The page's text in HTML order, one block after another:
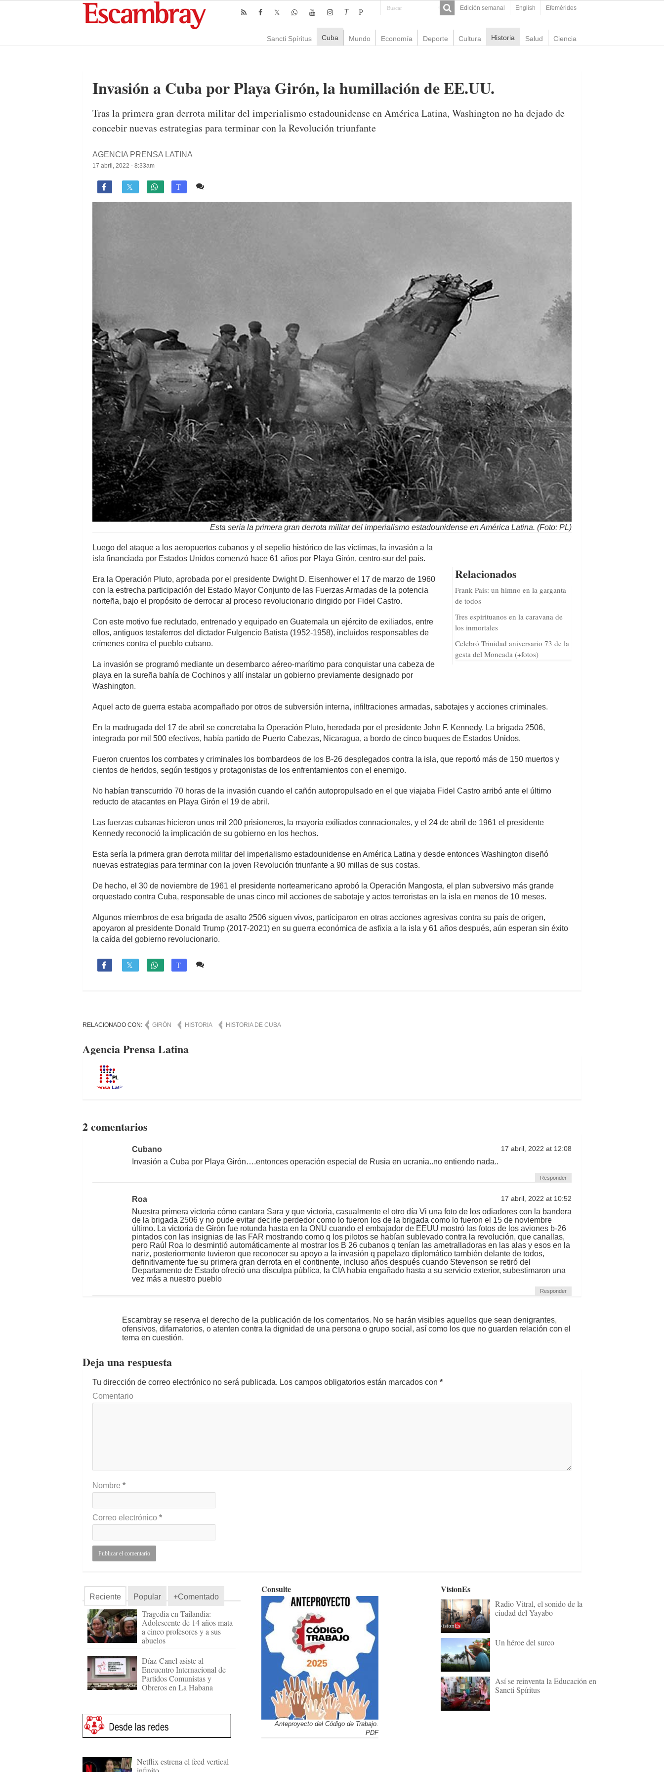
Edición semanal English Efemérides
T P
Sancti Spíritus Cuba Mundo Economía Deporte Cultura Historia Salud Ciencia
Invasión a Cuba por Playa Girón, la humillación de EE.UU.
Tras la primera gran derrota militar del imperialismo estadounidense en América Latina, Washington no ha dejado de
concebir nuevas estrategias para terminar con la Revolución triunfante
AGENCIA PRENSA LATINA
17 abril, 2022 - 8:33am
 T
Esta sería la primera gran derrota militar del imperialismo estadounidense en América Latina. (Foto: PL)
Relacionados
Frank País: un himno en la garganta
de todos
Tres espirituanos en la caravana de
los inmortales
Celebró Trinidad aniversario 73 de la
gesta del Moncada (+fotos)
Luego del ataque a los aeropuertos cubanos y el sepelio histórico de las víctimas, la invasión a la
isla financiada por Estados Unidos comenzó hace 61 años por Playa Girón, centro-sur del país.
Era la Operación Pluto, aprobada por el presidente Dwight D. Eisenhower el 17 de marzo de 1960
con la estrecha participación del Estado Mayor Conjunto de las Fuerzas Armadas de la potencia
norteña, bajo el propósito de derrocar al proceso revolucionario dirigido por Fidel Castro.
Con este motivo fue reclutado, entrenado y equipado en Guatemala un ejército de exiliados, entre
ellos, antiguos testaferros del dictador Fulgencio Batista (1952-1958), incluidos responsables de
crímenes contra el pueblo cubano.
La invasión se programó mediante un desembarco aéreo-marítimo para conquistar una cabeza de
playa en la sureña bahía de Cochinos y allí instalar un gobierno previamente designado por
Washington.
Aquel acto de guerra estaba acompañado por otros de subversión interna, infiltraciones armadas, sabotajes y acciones criminales.
En la madrugada del 17 de abril se concretaba la Operación Pluto, heredada por el presidente John F. Kennedy. La brigada 2506,
integrada por mil 500 efectivos, había partido de Puerto Cabezas, Nicaragua, a bordo de cinco buques de Estados Unidos.
Fueron cruentos los combates y criminales los bombardeos de los B-26 desplegados contra la isla, que reportó más de 150 muertos y
cientos de heridos, según testigos y protagonistas de los enfrentamientos con el enemigo.
No habían transcurrido 70 horas de la invasión cuando el cañón autopropulsado en el que viajaba Fidel Castro arribó ante el último
reducto de atacantes en Playa Girón el 19 de abril.
Las fuerzas cubanas hicieron unos mil 200 prisioneros, la mayoría exiliados connacionales, y el 24 de abril de 1961 el presidente
Kennedy reconoció la implicación de su gobierno en los hechos.
Esta sería la primera gran derrota militar del imperialismo estadounidense en América Latina y desde entonces Washington diseñó
nuevas estrategias para terminar con la joven Revolución triunfante a 90 millas de sus costas.
De hecho, el 30 de noviembre de 1961 el presidente norteamericano aprobó la Operación Mangosta, el plan subversivo más grande
orquestado contra Cuba, responsable de unas cinco mil acciones de sabotaje y actos terroristas en la isla en menos de 10 meses.
Algunos miembros de esa brigada de asalto 2506 siguen vivos, participaron en otras acciones agresivas contra su país de origen,
apoyaron al presidente Donald Trump (2017-2021) en su guerra económica de asfixia a la isla y 61 años después, aún esperan sin éxito
la caída del gobierno revolucionario.
 T
RELACIONADO CON: GIRÓN HISTORIA HISTORIA DE CUBA
Agencia Prensa Latina
2 comentarios
Cubano 17 abril, 2022 at 12:08
Invasión a Cuba por Playa Girón….entonces operación especial de Rusia en ucrania..no entiendo nada..
Responder
Roa 17 abril, 2022 at 10:52
Nuestra primera victoria cómo cantara Sara y que victoria, casualmente el otro día Vi una foto de los odiadores con la bandera
de la brigada 2506 y no pude evitar decirle perdedor como lo fueron los de la brigada como lo fueron el 15 de noviembre
último. La victoria de Girón fue rotunda hasta en la ONU cuando el embajador de EEUU mostró las fotos de los aviones b-26
pintados con las insignias de las FAR mostrando como q los pilotos se habían sublevado contra la revolución, que canallas,
pero Raúl Roa lo desmintió automáticamente al mostrar los B 26 cubanos q tenían las ametralladoras en las alas y esos en la
nariz, posteriormente tuvieron que reconocer su apoyo a la invasión q papelazo diplomático también delante de todos,
definitivamente fue su primera gran derrota en el continente, incluso años después cuando Stevenson se retiró del
Departamento de Estado ofreció una disculpa pública, la CIA había engañado hasta a su servicio exterior, subestimaron una
vez más a nuestro pueblo
Responder
Escambray se reserva el derecho de la publicación de los comentarios. No se harán visibles aquellos que sean denigrantes,
ofensivos, difamatorios, o atenten contra la dignidad de una persona o grupo social, así como los que no guarden relación con el
tema en cuestión.
Deja una respuesta
Tu dirección de correo electrónico no será publicada. Los campos obligatorios están marcados con *
Comentario
Nombre *
Correo electrónico *
Reciente Popular +Comentado
Tragedia en Tailandia:
Adolescente de 14 años mata
a cinco profesores y a sus
abuelos
Díaz-Canel asiste al
Encuentro Internacional de
Partidos Comunistas y
Obreros en La Habana
Netflix estrena el feed vertical
Consulte
Anteproyecto del Código de Trabajo.
PDF
VisionEs
Radio Vitral, el sonido de la
ciudad del Yayabo
Un héroe del surco
Así se reinventa la Educación en
Sancti Spíritus